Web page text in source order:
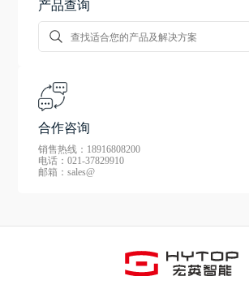
产品查询
合作咨询
销售热线：18916808200
电话：021-37829910
邮箱：sales@